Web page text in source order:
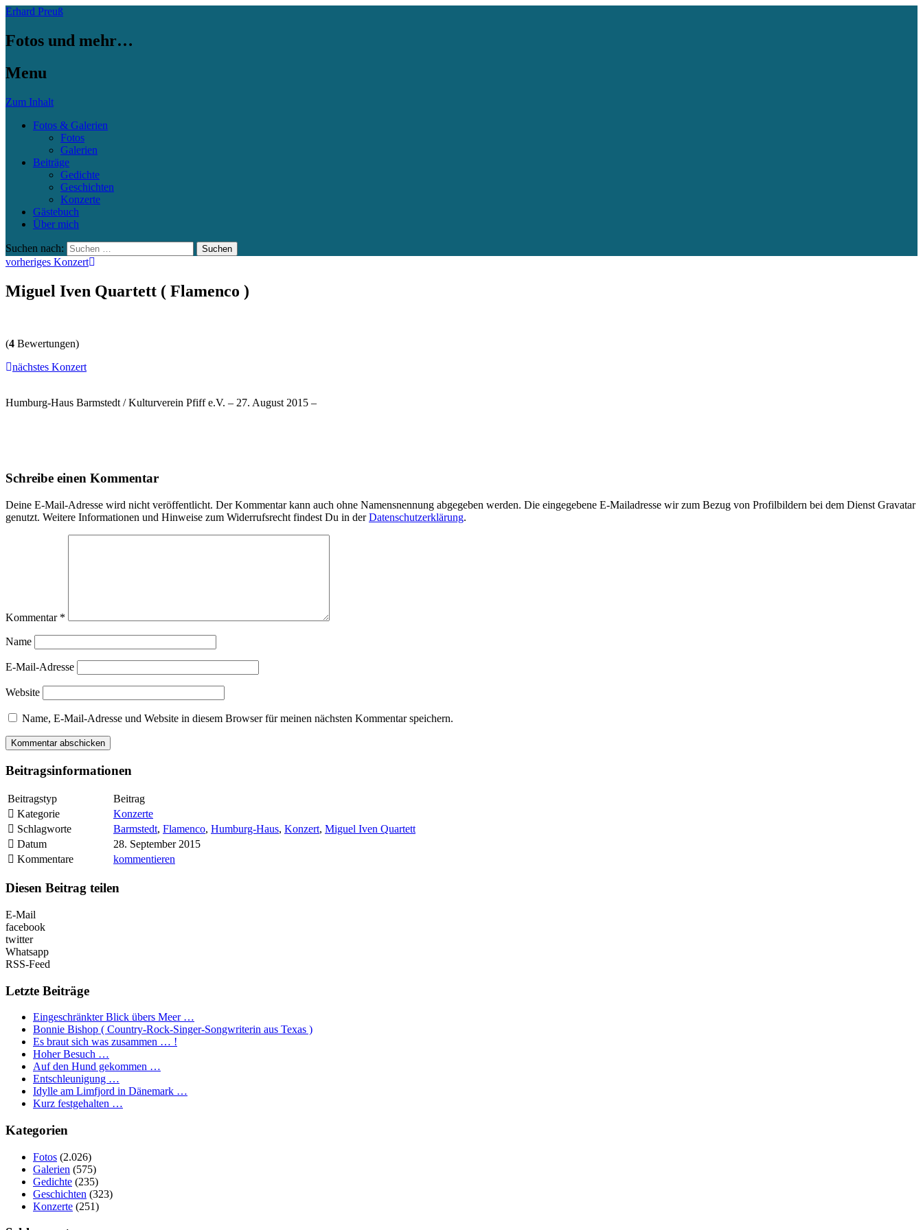
Erhard Preuß
Fotos und mehr…
Menu
Zum Inhalt
Fotos & Galerien
Fotos
Galerien
Beiträge
Gedichte
Geschichten
Konzerte
Gästebuch
Über mich
Suchen nach:
vorheriges Konzert
Miguel Iven Quartett ( Flamenco )
(4 Bewertungen)
nächstes Konzert
Humburg-Haus Barmstedt / Kulturverein Pfiff e.V. – 27. August 2015 –
Schreibe einen Kommentar
Deine E-Mail-Adresse wird nicht veröffentlicht. Der Kommentar kann auch ohne Namensnennung abgegeben werden. Die eingegebene E-Mailadresse wir zum Bezug von Profilbildern bei dem Dienst Gravatar
genutzt. Weitere Informationen und Hinweise zum Widerrufsrecht findest Du in derDatenschutzerklärung.
Kommentar *
Name
E-Mail-Adresse
Website
Name, E-Mail-Adresse und Website in diesem Browser für meinen nächsten Kommentar speichern.
Beitragsinformationen
Beitragstyp
Beitrag
Kategorie
Konzerte
Schlagworte
Barmstedt, Flamenco, Humburg-Haus, Konzert, Miguel Iven Quartett
Datum
28. September 2015
Kommentare
kommentieren
Diesen Beitrag teilen
E-Mail
facebook
twitter
Whatsapp
RSS-Feed
Letzte Beiträge
Eingeschränkter Blick übers Meer …
Bonnie Bishop ( Country-Rock-Singer-Songwriterin aus Texas )
Es braut sich was zusammen … !
Hoher Besuch …
Auf den Hund gekommen …
Entschleunigung …
Idylle am Limfjord in Dänemark …
Kurz festgehalten …
Kategorien
Fotos (2.026)
Galerien (575)
Gedichte (235)
Geschichten (323)
Konzerte (251)